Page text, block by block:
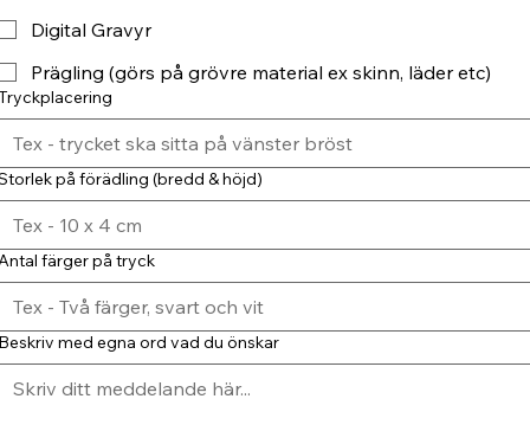
Digital Gravyr
Prägling (görs på grövre material ex skinn, läder etc)
på förädling (bredd & höjd)
färger på tryck
med egna ord vad du önskar